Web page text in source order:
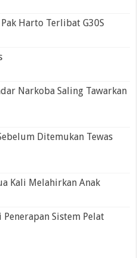
Harto Terlibat G30S
Narkoba Saling Tawarkan
Ditemukan Tewas
Kali Melahirkan Anak
Sistem Pelat